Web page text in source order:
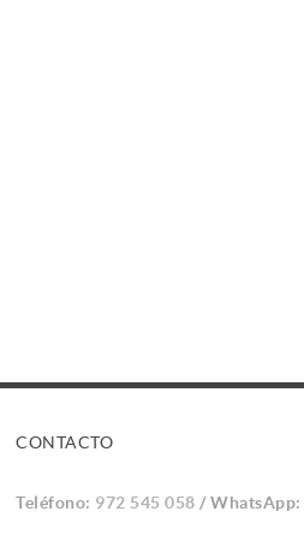
CONTACTO
Teléfono: 972 545 058 / WhatsApp: